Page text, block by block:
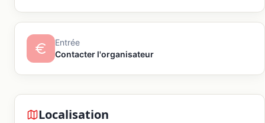
Entrée
Contacter l'organisateur
Localisation